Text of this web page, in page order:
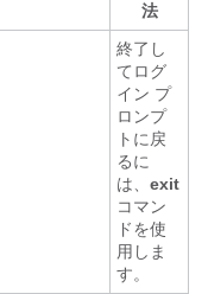
法
終了し
てログ
イン プ
ロンプ
トに戻
るに
は、 exit
コマン
ドを使
用しま
す。